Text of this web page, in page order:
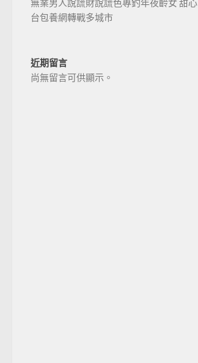
無業男人說謊財說謊色專釣年夜齡女 甜心
台包養網轉戰多城市
近期留言
尚無留言可供顯示。